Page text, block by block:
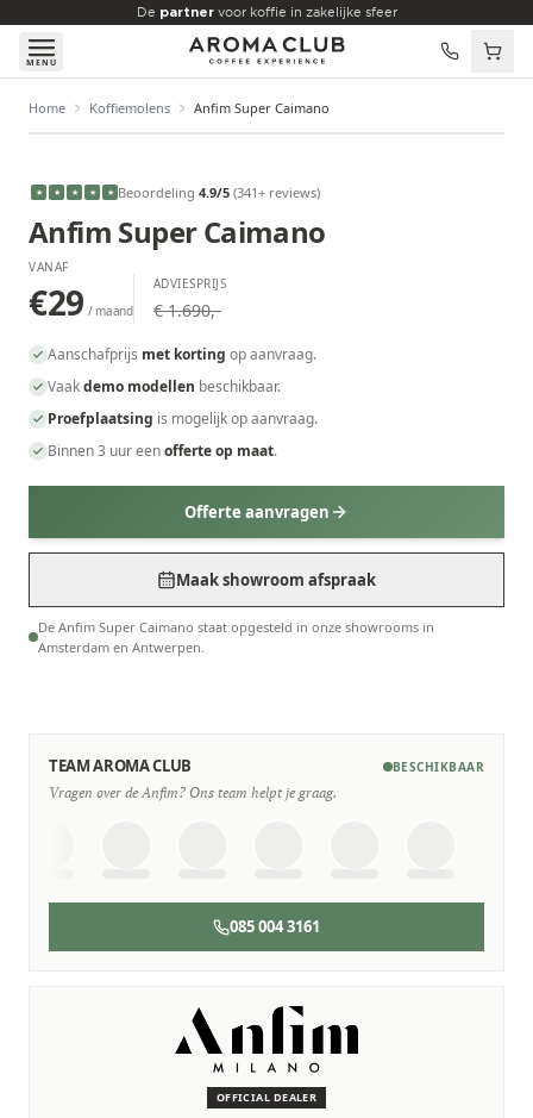
Skip to main content
De partnervoor koffie in zakelijke sfeer
MENU
Home Koffiemolens Anfim Super Caimano
€29 /maand
★ ★ ★ ★ ★ Beoordeling 4.9/5 (341+ reviews)
Anfim Super Caimano
VANAF
€29 / maand
ADVIESPRIJS
€ 1.690,-
Aanschafprijs met korting op aanvraag.
Vaakdemo modellen beschikbaar.
Proefplaatsing is mogelijk op aanvraag.
Binnen 3 uur eenofferte op maat.
Offerte aanvragen
Maak showroom afspraak
De Anfim Super Caimano staat opgesteld in onze showrooms in
Amsterdam en Antwerpen.
TEAM AROMA CLUB BESCHIKBAAR
Vragen over de Anfim? Ons team helpt je graag.
085 004 3161
OFFICIAL DEALER
Wij staan voor je klaar
Deskundige monteurs die verstand hebben van Anfim
Persoonlijk, snel en zonder gedoe.